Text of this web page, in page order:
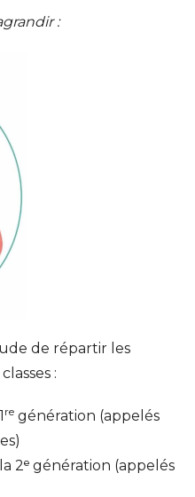
:
de répartir les
:
regénération (appelés
2ᵉ génération (appelés